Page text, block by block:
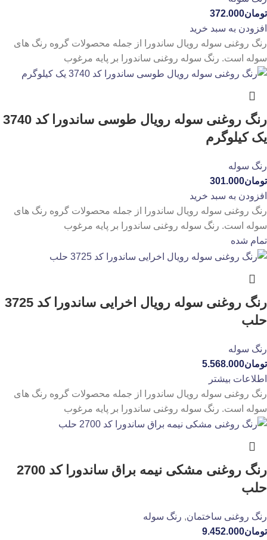
تومان372.000
افزودن به سبد خرید
رنگ روغنی سوله رویال ساندورا از جمله محصولات گروه رنگ های
سوله است. رنگ سوله روغنی ساندورا بر پایه مرغوب
رنگ روغنی سوله رویال طوسی ساندورا کد 3740
یک کیلوگرم
رنگ سوله
تومان301.000
افزودن به سبد خرید
رنگ روغنی سوله رویال ساندورا از جمله محصولات گروه رنگ های
سوله است. رنگ سوله روغنی ساندورا بر پایه مرغوب
تمام شده
رنگ روغنی سوله رویال اخرایی ساندورا کد 3725
حلب
رنگ سوله
تومان5.568.000
اطلاعات بیشتر
رنگ روغنی سوله رویال ساندورا از جمله محصولات گروه رنگ های
سوله است. رنگ سوله روغنی ساندورا بر پایه مرغوب
رنگ روغنی مشکی نیمه براق ساندورا کد 2700
حلب
رنگ روغنی ساختمان, رنگ سوله
تومان9.452.000